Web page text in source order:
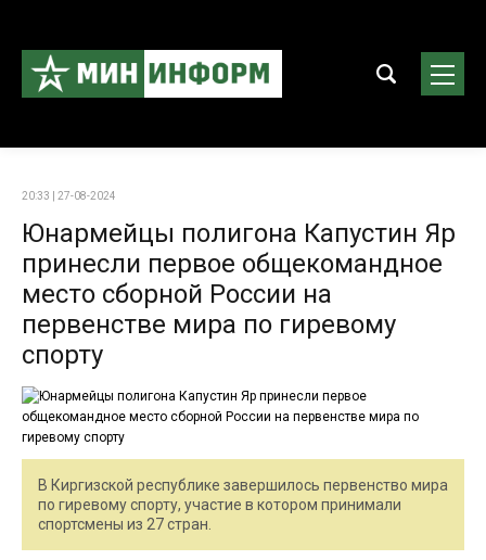
20:33 | 27-08-2024
Юнармейцы полигона Капустин Яр
принесли первое общекомандное
место сборной России на
первенстве мира по гиревому
спорту
В Киргизской республике завершилось первенство мира
по гиревому спорту, участие в котором принимали
спортсмены из 27 стран.